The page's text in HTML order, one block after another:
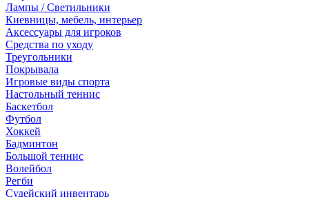
Лампы / Светильники
Киевницы, мебель, интерьер
Аксессуары для игроков
Средства по уходу
Треугольники
Покрывала
Игровые виды спорта
Настольный теннис
Баскетбол
Футбол
Хоккей
Бадминтон
Большой теннис
Волейбол
Регби
Судейский инвентарь